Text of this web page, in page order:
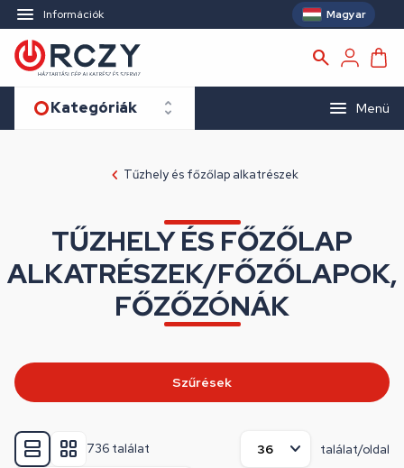
Információk Magyar
Kategóriák Menü
Tűzhely és főzőlap alkatrészek
TŰZHELY ÉS FŐZŐLAP
ALKATRÉSZEK/FŐZŐLAPOK,
FŐZŐZÓNÁK
736 találat találat/oldal
Szűrések